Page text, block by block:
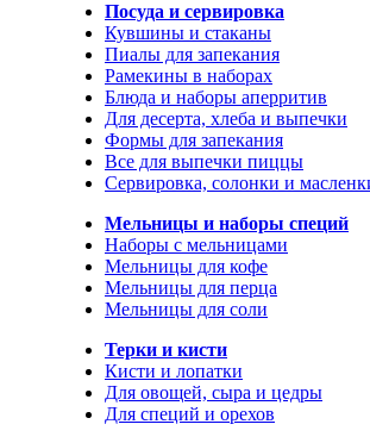
Посуда и сервировка
Кувшины и стаканы
Пиалы для запекания
Рамекины в наборах
Блюда и наборы аперритив
Для десерта, хлеба и выпечки
Формы для запекания
Все для выпечки пиццы
Сервировка, солонки и
Мельницы и наборы специй
Наборы с мельницами
Мельницы для кофе
Мельницы для перца
Мельницы для соли
Терки и кисти
Кисти и лопатки
Для овощей, сыра и цедры
Для специй и орехов